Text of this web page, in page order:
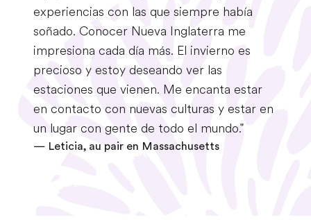
experiencias con las que siempre había
soñado. Conocer Nueva Inglaterra me
impresiona cada día más. El invierno es
precioso y estoy deseando ver las
estaciones que vienen. Me encanta estar
en contacto con nuevas culturas y estar en
un lugar con gente de todo el mundo."
— Leticia, au pair en Massachusetts